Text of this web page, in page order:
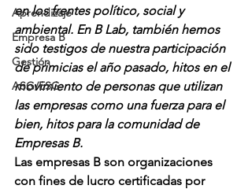
Aprendizaje
Empresa B
Gestión
ASG/ESG
en los frentes político, social y
ambiental. En B Lab, también hemos
sido testigos de nuestra participación
de primicias el año pasado, hitos en el
movimiento de personas que utilizan
las empresas como una fuerza para el
bien, hitos para la comunidad de
Empresas B.
Las empresas B son organizaciones
con fines de lucro certificadas por